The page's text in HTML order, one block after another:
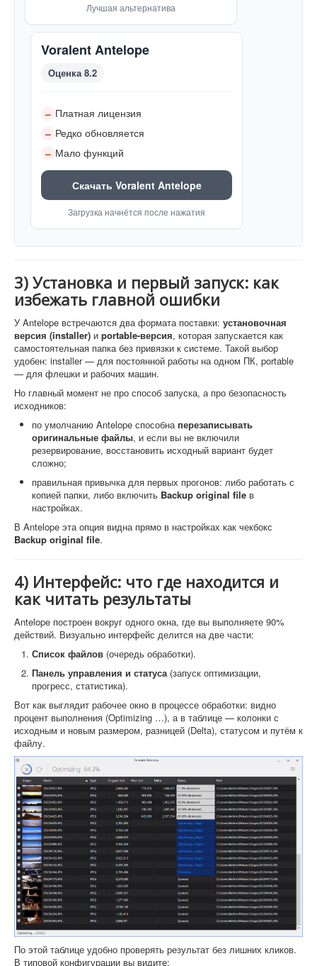
Лучшая альтернатива
Voralent Antelope
Оценка 8.2
– Платная лицензия
– Редко обновляется
– Мало функций
Скачать Voralent Antelope
Загрузка начнётся после нажатия
3) Установка и первый запуск: как
избежать главной ошибки
У Antelope встречаются два формата поставки: установочная
версия (installer) и portable-версия, которая запускается как
самостоятельная папка без привязки к системе. Такой выбор
удобен: installer — для постоянной работы на одном ПК, portable
— для флешки и рабочих машин.
Но главный момент не про способ запуска, а про безопасность
исходников:
по умолчанию Antelope способна перезаписывать
оригинальные файлы, и если вы не включили
резервирование, восстановить исходный вариант будет
сложно;
правильная привычка для первых прогонов: либо работать с
копией папки, либо включить Backup original file в
настройках.
В Antelope эта опция видна прямо в настройках как чекбокс
Backup original file.
4) Интерфейс: что где находится и
как читать результаты
Antelope построен вокруг одного окна, где вы выполняете 90%
действий. Визуально интерфейс делится на две части:
Список файлов (очередь обработки).
Панель управления и статуса (запуск оптимизации,
прогресс, статистика).
Вот как выглядит рабочее окно в процессе обработки: видно
процент выполнения (Optimizing …), а в таблице — колонки с
исходным и новым размером, разницей (Delta), статусом и путём к
файлу.
По этой таблице удобно проверять результат без лишних кликов.
В типовой конфигурации вы видите: